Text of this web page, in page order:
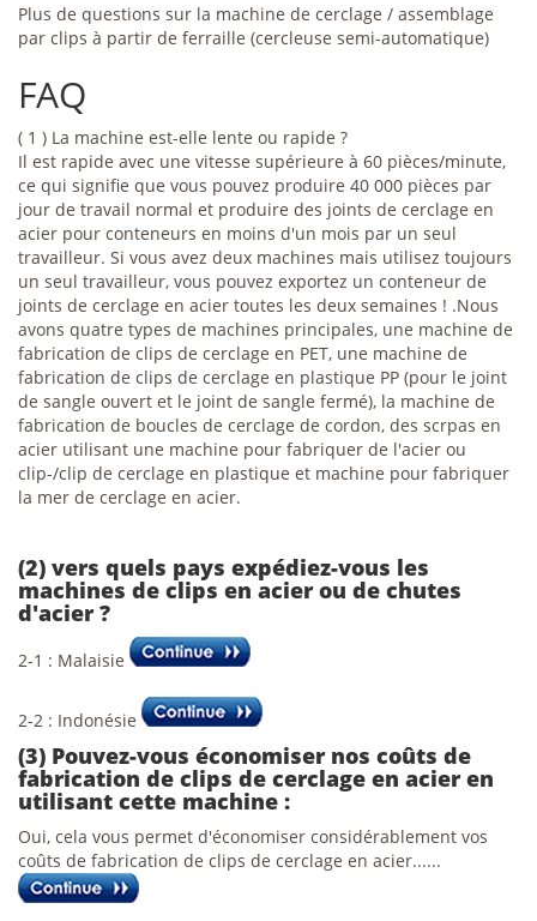
Plus de questions sur la machine de cerclage / assemblage
par clips à partir de ferraille (cercleuse semi-automatique)
FAQ
( 1 ) La machine est-elle lente ou rapide ?
Il est rapide avec une vitesse supérieure à 60 pièces/minute,
ce qui signifie que vous pouvez produire 40 000 pièces par
jour de travail normal et produire des joints de cerclage en
acier pour conteneurs en moins d'un mois par un seul
travailleur. Si vous avez deux machines mais utilisez toujours
un seul travailleur, vous pouvez exportez un conteneur de
joints de cerclage en acier toutes les deux semaines ! .Nous
avons quatre types de machines principales, une machine de
fabrication de clips de cerclage en PET, une machine de
fabrication de clips de cerclage en plastique PP (pour le joint
de sangle ouvert et le joint de sangle fermé), la machine de
fabrication de boucles de cerclage de cordon, des scrpas en
acier utilisant une machine pour fabriquer de l'acier ou
clip-/clip de cerclage en plastique et machine pour fabriquer
la mer de cerclage en acier.
(2) vers quels pays expédiez-vous les
machines de clips en acier ou de chutes
d'acier ?
2-1 : Malaisie
2-2 : Indonésie
(3) Pouvez-vous économiser nos coûts de
fabrication de clips de cerclage en acier en
utilisant cette machine :
Oui, cela vous permet d'économiser considérablement vos
coûts de fabrication de clips de cerclage en acier......